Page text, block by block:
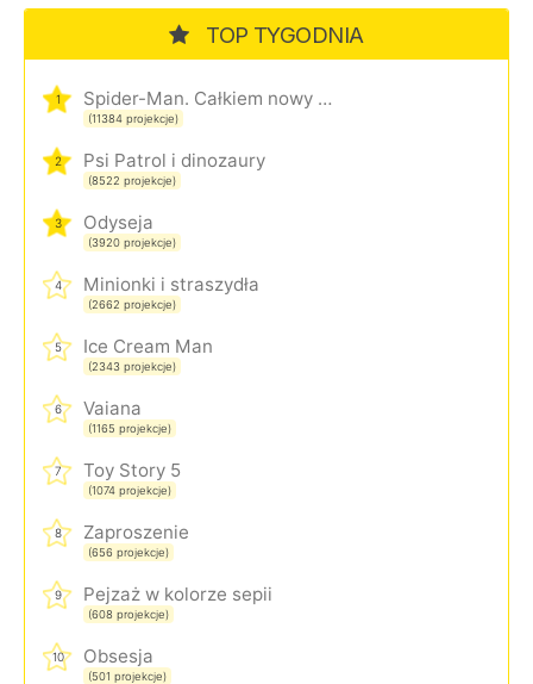
TOP TYGODNIA
1 Spider-Man. Całkiem nowy dzień
(11384 projekcje)
2 Psi Patrol i dinozaury
(8522 projekcje)
3 Odyseja
(3920 projekcje)
4 Minionki i straszydła
(2662 projekcje)
5 Ice Cream Man
(2343 projekcje)
6 Vaiana
(1165 projekcje)
7 Toy Story 5
(1074 projekcje)
8 Zaproszenie
(656 projekcje)
9 Pejzaż w kolorze sepii
(608 projekcje)
10 Obsesja
(501 projekcje)